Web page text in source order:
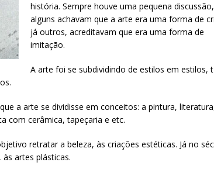
história. Sempre houve uma pequena
alguns achavam que a arte era uma forma de
já outros, acreditavam que era uma forma de
imitação.
A arte foi se subdividindo de estilos em estilos,
a arte se dividisse em conceitos: a pintura,
com cerâmica, tapeçaria e etc.
retratar a beleza, às criações estéticas. Já no
artes plásticas.